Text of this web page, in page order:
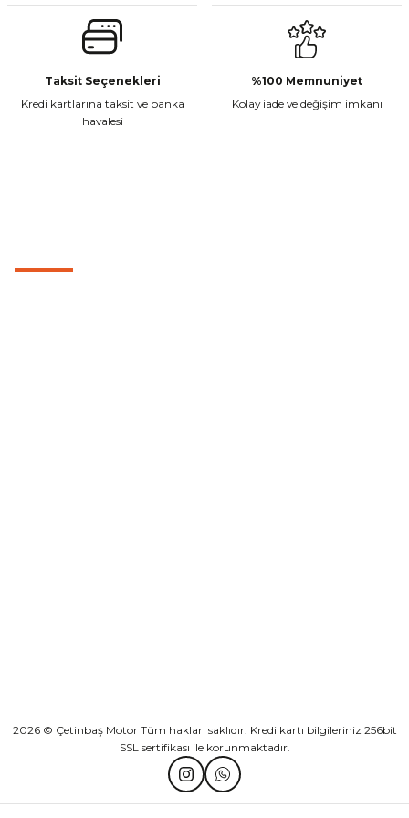
Gönder
CF Moto 450MT Sol Kumanda Düğmeleri Komple
₺ 2.800,00
₺ 7.060,00
Taksit Seçenekleri
Kredi kartlarına taksit ve banka
havalesi
%100 Memnuniyet
Kolay iade ve değişim imkanı
2026 © Çetinbaş Motor Tüm hakları saklıdır. Kredi kartı bilgileriniz 256bit
SSL sertifikası ile korunmaktadır.